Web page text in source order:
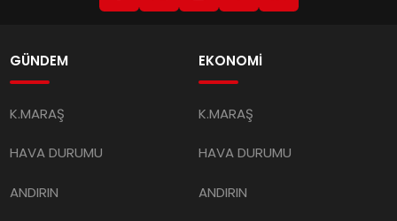
GÜNDEM
K.MARAŞ
HAVA DURUMU
ANDIRIN
EKONOMİ
K.MARAŞ
HAVA DURUMU
ANDIRIN